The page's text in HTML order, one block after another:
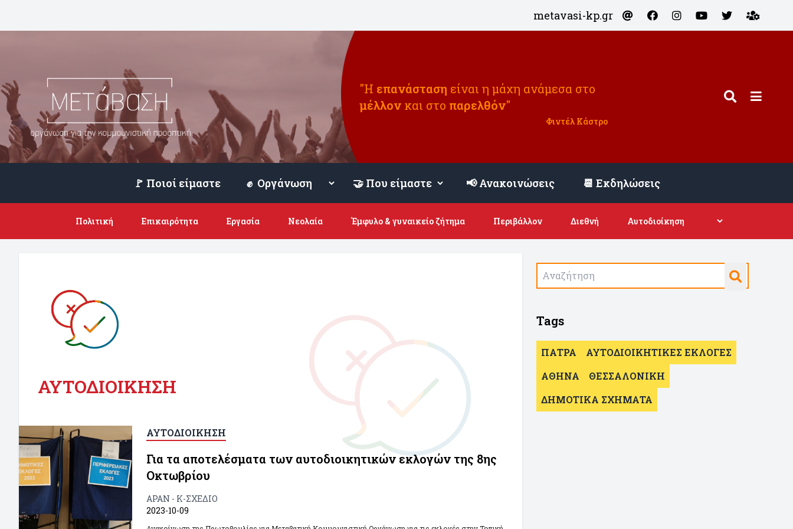
metavasi-kp.gr
"Η επανάσταση είναι η μάχη ανάμεσα στο
μέλλονκαι στο παρελθόν"
Φιντέλ Κάστρο
🚩 Ποιοί είμαστε 📢 Ανακοινώσεις 📆 Εκδηλώσεις
Πολιτική Επικαιρότητα Εργασία Νεολαία Έμφυλο & γυναικείο ζήτημα Περιβάλλον Διεθνή Αυτοδιοίκηση
ΑΥΤΟΔΙΟΙΚΗΣΗ
ΑΥΤΟΔΙΟΙΚΗΣΗ
Για τα αποτελέσματα των αυτοδιοικητικών εκλογών της 8ης
Οκτωβρίου
ΑΡΑΝ - Κ-ΣΧΕΔΙΟ
2023-10-09
Tags
ΠΑΤΡΑ
ΑΥΤΟΔΙΟΙΚΗΤΙΚΕΣ ΕΚΛΟΓΕΣ
ΑΘΗΝΑ
ΘΕΣΣΑΛΟΝΙΚΗ
ΔΗΜΟΤΙΚΑ ΣΧΗΜΑΤΑ